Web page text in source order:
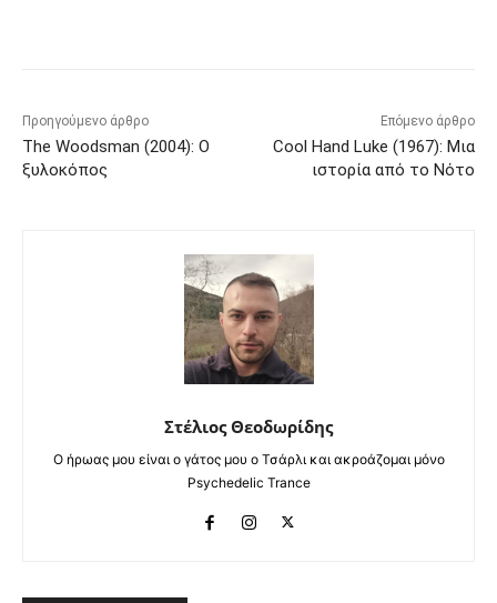
Προηγούμενο άρθρο
The Woodsman (2004): Ο
ξυλοκόπος
Επόμενο άρθρο
Cool Hand Luke (1967): Μια
ιστορία από το Νότο
Στέλιος Θεοδωρίδης
Ο ήρωας μου είναι ο γάτος μου ο Τσάρλι και ακροάζομαι μόνο
Psychedelic Trance